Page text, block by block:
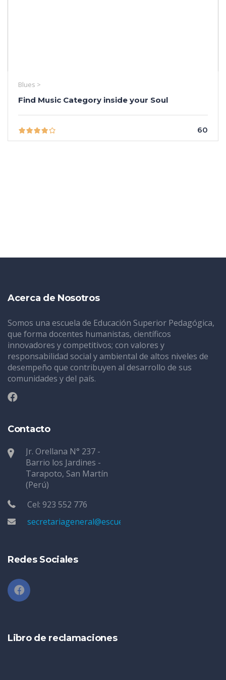
Blues >
Find Music Category inside your Soul
60
Acerca de Nosotros
Somos una escuela de Educación Superior Pedagógica,
que forma docentes humanistas, científicos
innovadores y competitivos; con valores y
responsabilidad social y ambiental de altos niveles de
desempeño que contribuyen al desarrollo de sus
comunidades y del país.
Contacto
Jr. Orellana N° 237 -
Barrio los Jardines -
Tarapoto, San Martín
(Perú)
Cel: 923 552 776
secretariageneral@escuelatarapoto.edu.pe
Redes Sociales
Libro de reclamaciones